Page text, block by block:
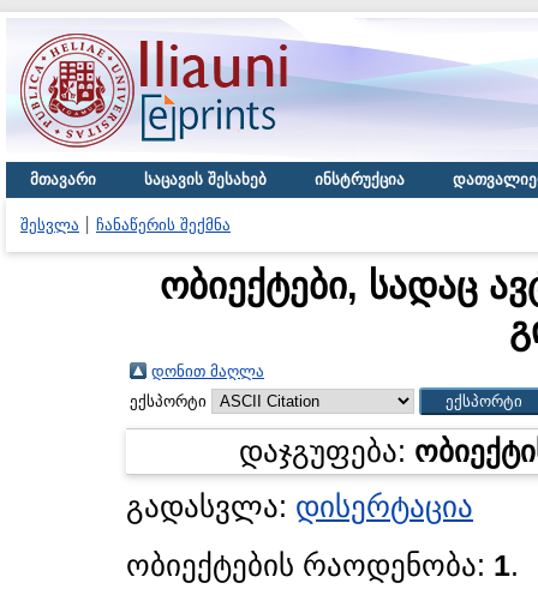
მთავარი საცავის შესახებ ინსტრუქცია
შესვლა ჩანაწერის შექმნა
ობიექტები, სადაც
დონით მაღლა
ექსპორტი
დაჯგუფება:
გადასვლა: დისერტაცია
ობიექტების რაოდენობა: 1.